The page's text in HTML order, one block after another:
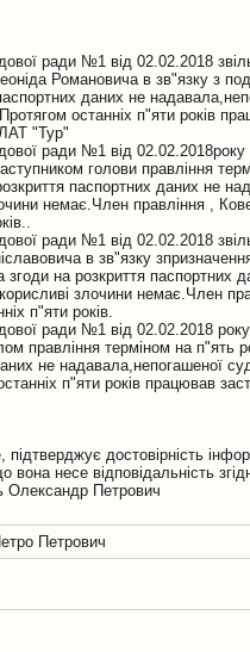
ради №1 від 02.02.2018
Романовича в зв"язку з
даних не
останніх п"яти років
"Тур"
ради №1 від 02.02.2018року
голови правління
паспортних даних не
немає.Член правління ,
ради №1 від 02.02.2018
в зв"язку
на розкриття паспортних
злочини немає.Член
п"яти років.
ради №1 від 02.02.2018
правління терміном на п"ять
не надавала,непогашеної
п"яти років працював
достовірність
вона несе відповідальність
Олександр Петрович
Петрович